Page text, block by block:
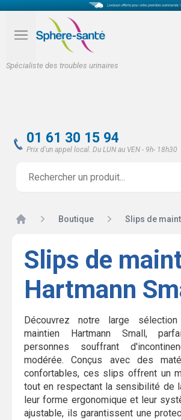
Spécialiste des troubles urinaires
01 61 30 15 94
Prix d'un appel local. Du LUN au VEN - 9h- 18h30
Accueil Boutique Slips de
Slips de
Hartmann
Découvrez notre large
maintien Hartmann Small,
personnes souffrant
modérée. Conçus avec des
confortables, ces slips offrent un
tout en respectant la sensibilité de
leur forme ergonomique et leur
ajustable, ils garantissent une